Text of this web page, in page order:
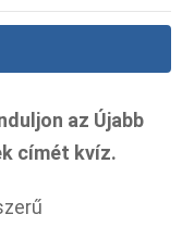
az Újabb
címét kvíz.